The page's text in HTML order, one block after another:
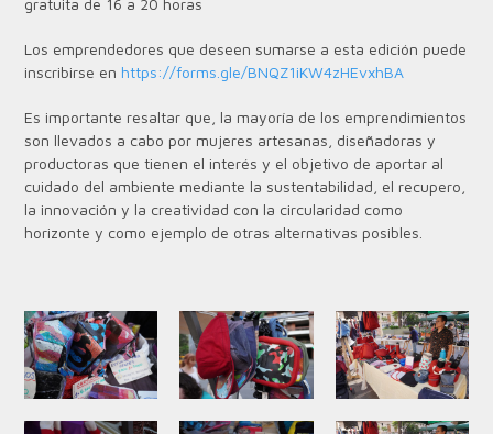
Los emprendedores que deseen sumarse a esta edición puede
inscribirse en https://forms.gle/BNQZ1iKW4zHEvxhBA
Es importante resaltar que, la mayoría de los emprendimientos
son llevados a cabo por mujeres artesanas, diseñadoras y
productoras que tienen el interés y el objetivo de aportar al
cuidado del ambiente mediante la sustentabilidad, el recupero,
la innovación y la creatividad con la circularidad como
horizonte y como ejemplo de otras alternativas posibles.